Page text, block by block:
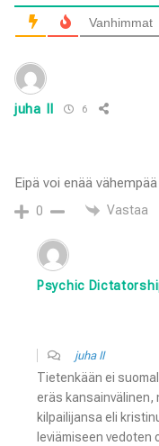
Vanhimmat
juha II 6
Eipä voi enää
0 Vastaa
Psychic
juha II
Tietenkään ei
eräs kansainvälinen,
kilpailijansa eli
leviämiseen vedoten